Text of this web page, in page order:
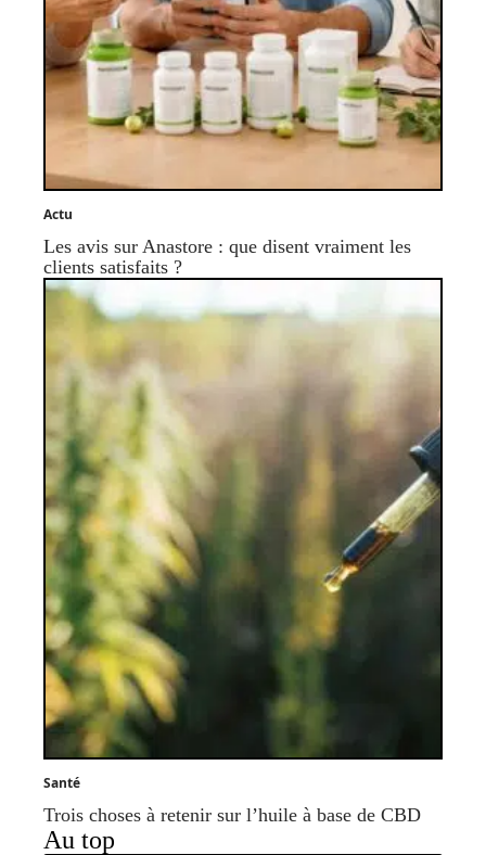
Actu
Les avis sur Anastore : que disent vraiment les
clients satisfaits ?
Santé
Trois choses à retenir sur l’huile à base de CBD
Au top